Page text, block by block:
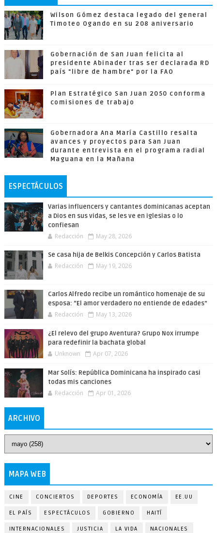
Wilson Gómez destaca legado del general
Timoteo Ogando en su 208 aniversario
Gobernación de San Juan felicita al
presidente Abinader tras ser declarada RD
país "libre de hambre" por la FAO
Plan Estratégico San Juan 2050 conforma
comisiones de trabajo
Gobernadora Ana María Castillo resalta
avances y proyectos para San Juan
durante entrevista en el programa radial
Maguana en la Mañana
ESPECTÁCULOS
Varias influencers y cantantes dominicanas aceptan
a Dios en sus vidas, se les ve en iglesias o lo
confiesan
Redacción May 28, 2026
Se casa hija de Belkis Concepción y Carlos Batista
Redacción May 19, 2026
Carlos Alfredo recibe un romántico homenaje de su
esposa: “El amor verdadero no entiende de edades”
Redacción May 13, 2026
¿El relevo del grupo Aventura? Grupo Nox irrumpe
para redefinir la bachata global
Unknown Apr 07, 2026
Mar Solís: República Dominicana ha inspirado casi
todas mis canciones
Redacción Apr 01, 2026
ARCHIVO
MAPA WEB
CINE CONCIERTOS DEPORTES ECONOMÍA EE.UU
EL PAÍS ESPECTÁCULOS GOBIERNO HAITÍ
INTERNACIONALES JUSTICIA LA VIDA NACIONALES